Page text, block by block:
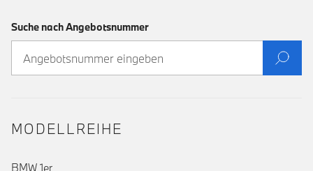
Suche nach Angebotsnummer
MODELLREIHE
BMW 1er